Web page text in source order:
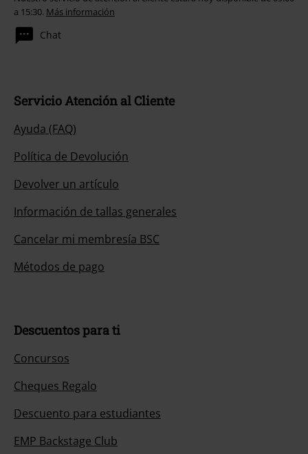
a 15:30. Más información
Chat
Servicio Atención al Cliente
Ayuda (FAQ)
Política de Devolución
Devolver un artículo
Información de tallas generales
Cancelar mi membresía BSC
Métodos de pago
Descuentos para ti
Concursos
Cheques Regalo
Descuento para estudiantes
EMP Backstage Club